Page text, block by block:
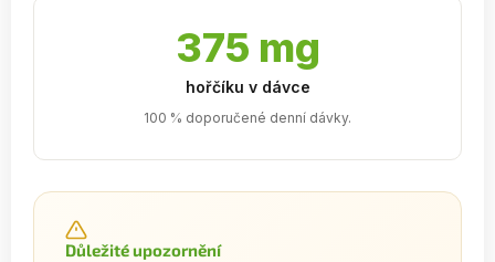
375 mg
hořčíku v dávce
100 % doporučené denní dávky.
Důležité upozornění